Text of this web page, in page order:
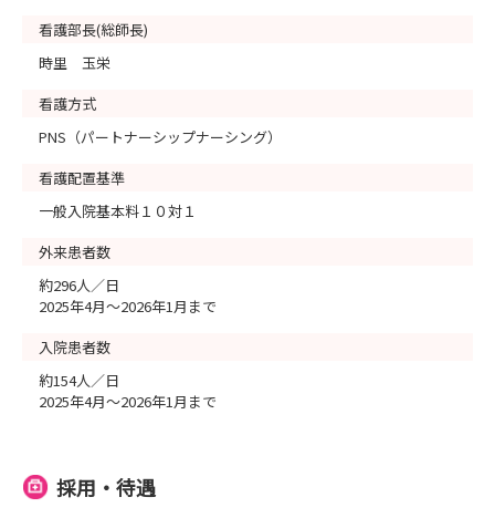
看護部長(総師長)
時里 玉栄
看護方式
PNS（パートナーシップナーシング）
看護配置基準
一般入院基本料１０対１
外来患者数
約296人／日
2025年4月～2026年1月まで
入院患者数
約154人／日
2025年4月～2026年1月まで
採用・待遇